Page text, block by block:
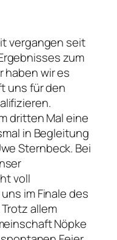
vergangen seit
zum
haben wir es
uns für den
dritten Mal eine
in Begleitung
Sternbeck. Bei
voll
im Finale des
allem
Nöpke